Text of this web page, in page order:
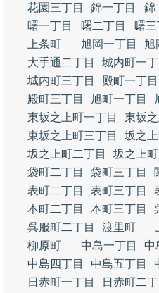
花園三丁目
錦一丁目 錦
曙一丁目
曙二丁目 曙三
上条町
旭岡一丁目 旭
大手通二丁目
城内町一丁
城内町三丁目
殿町一丁目
殿町三丁目
旭町一丁目
東坂之上町一丁目
東坂
東坂之上町三丁目
坂之
坂之上町二丁目
坂之上
袋町二丁目
袋町三丁目
表町二丁目
表町三丁目
本町二丁目
本町三丁目
呉服町二丁目
渡里町
柳原町
中島一丁目 中
中島四丁目
中島五丁目
日赤町一丁目
日赤町二丁